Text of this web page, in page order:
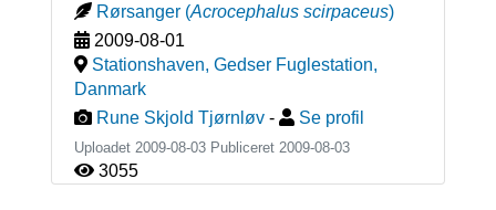
Rørsanger (Acrocephalus scirpaceus)
2009-08-01
Stationshaven, Gedser Fuglestation,
Danmark
Rune Skjold Tjørnløv - Se profil
Uploadet 2009-08-03 Publiceret 2009-08-03
3055